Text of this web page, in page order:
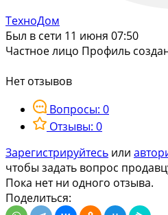
ТехноДом
Был в сети 11 июня 07:50
Частное лицо Профиль
Нет отзывов
Вопросы: 0
Отзывы: 0
Зарегистрируйтесь или
чтобы задать вопрос
Пока нет ни одного отзыва.
Поделиться: